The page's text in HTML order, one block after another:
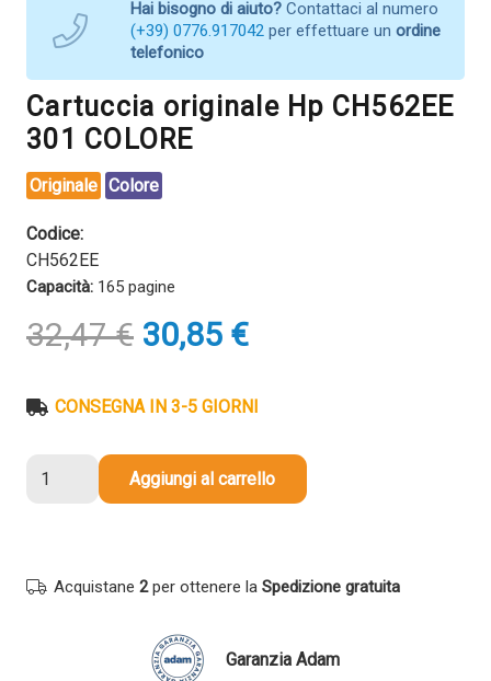
Hai bisogno di aiuto? Contattaci al numero
(+39) 0776.917042 per effettuare un ordine
telefonico
Cartuccia originale Hp CH562EE
301 COLORE
Originale Colore
Codice:
CH562EE
Capacità: 165 pagine
32,47€ Il
prezzo
era:
30,85 €Il
prezzo
è:
CONSEGNA IN 3-5 GIORNI
COLORE
Aggiungi al carrello
Acquistane 2per ottenere la Spedizione gratuita
Garanzia Adam